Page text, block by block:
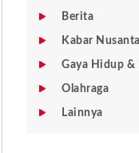
Berita
Kabar
Gaya Hidup &
Olahraga
Lainnya